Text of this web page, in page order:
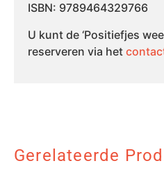
ISBN: 9789464329766
U kunt de ‘Positiefjes
reserveren via het
Gerelateerde